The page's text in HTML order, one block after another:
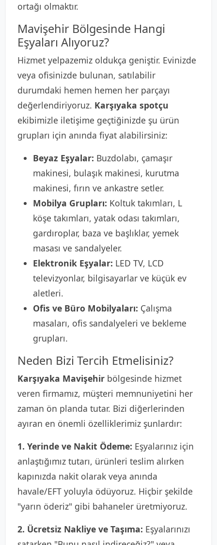
ortağı olmaktır.
Mavişehir Bölgesinde Hangi
Eşyaları Alıyoruz?
Hizmet yelpazemiz oldukça geniştir. Evinizde
veya ofisinizde bulunan, satılabilir
durumdaki hemen hemen her parçayı
değerlendiriyoruz. Karşıyaka spotçu
ekibimizle iletişime geçtiğinizde şu ürün
grupları için anında fiyat alabilirsiniz:
Beyaz Eşyalar: Buzdolabı, çamaşır
makinesi, bulaşık makinesi, kurutma
makinesi, fırın ve ankastre setler.
Mobilya Grupları: Koltuk takımları, L
köşe takımları, yatak odası takımları,
gardıroplar, baza ve başlıklar, yemek
masası ve sandalyeler.
Elektronik Eşyalar: LED TV, LCD
televizyonlar, bilgisayarlar ve küçük ev
aletleri.
Ofis ve Büro Mobilyaları: Çalışma
masaları, ofis sandalyeleri ve bekleme
grupları.
Neden Bizi Tercih Etmelisiniz?
Karşıyaka Mavişehir bölgesinde hizmet
veren firmamız, müşteri memnuniyetini her
zaman ön planda tutar. Bizi diğerlerinden
ayıran en önemli özelliklerimiz şunlardır:
1. Yerinde ve Nakit Ödeme: Eşyalarınız için
anlaştığımız tutarı, ürünleri teslim alırken
kapınızda nakit olarak veya anında
havale/EFT yoluyla ödüyoruz. Hiçbir şekilde
"yarın öderiz" gibi bahaneler üretmiyoruz.
2. Ücretsiz Nakliye ve Taşıma: Eşyalarınızı